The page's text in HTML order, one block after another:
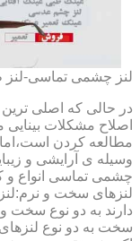
لنز چشمی تماسی-لنز
در حالی که اصلی
اصلاح مشکلات بینایی
مطالعه کردن است،اما
وسیله ی آرایشی و
چشمی تماسی انواع و
لنزهای سخت و
دارند به دو نوع سخت
سخت به دو نوع